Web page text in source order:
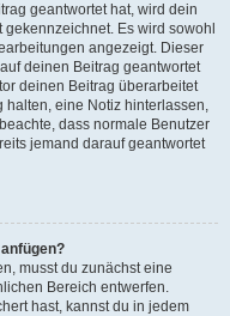
geantwortet hat, wird dein
Es wird sowohl
angezeigt. Dieser
deinen Beitrag geantwortet
deinen Beitrag überarbeitet
halten, eine Notiz hinterlassen,
dass normale Benutzer
jemand darauf geantwortet
musst du zunächst eine
Bereich entwerfen.
hast, kannst du in jedem